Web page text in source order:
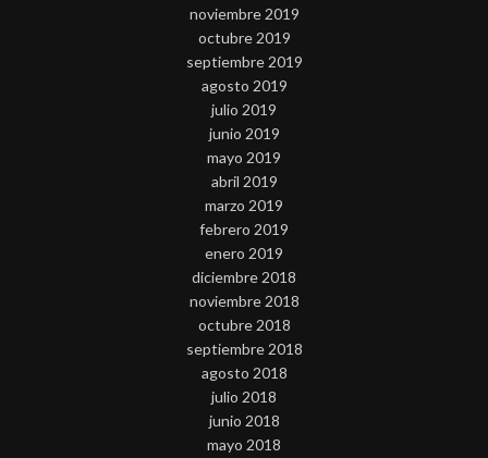
noviembre 2019
octubre 2019
septiembre 2019
agosto 2019
julio 2019
junio 2019
mayo 2019
abril 2019
marzo 2019
febrero 2019
enero 2019
diciembre 2018
noviembre 2018
octubre 2018
septiembre 2018
agosto 2018
julio 2018
junio 2018
mayo 2018